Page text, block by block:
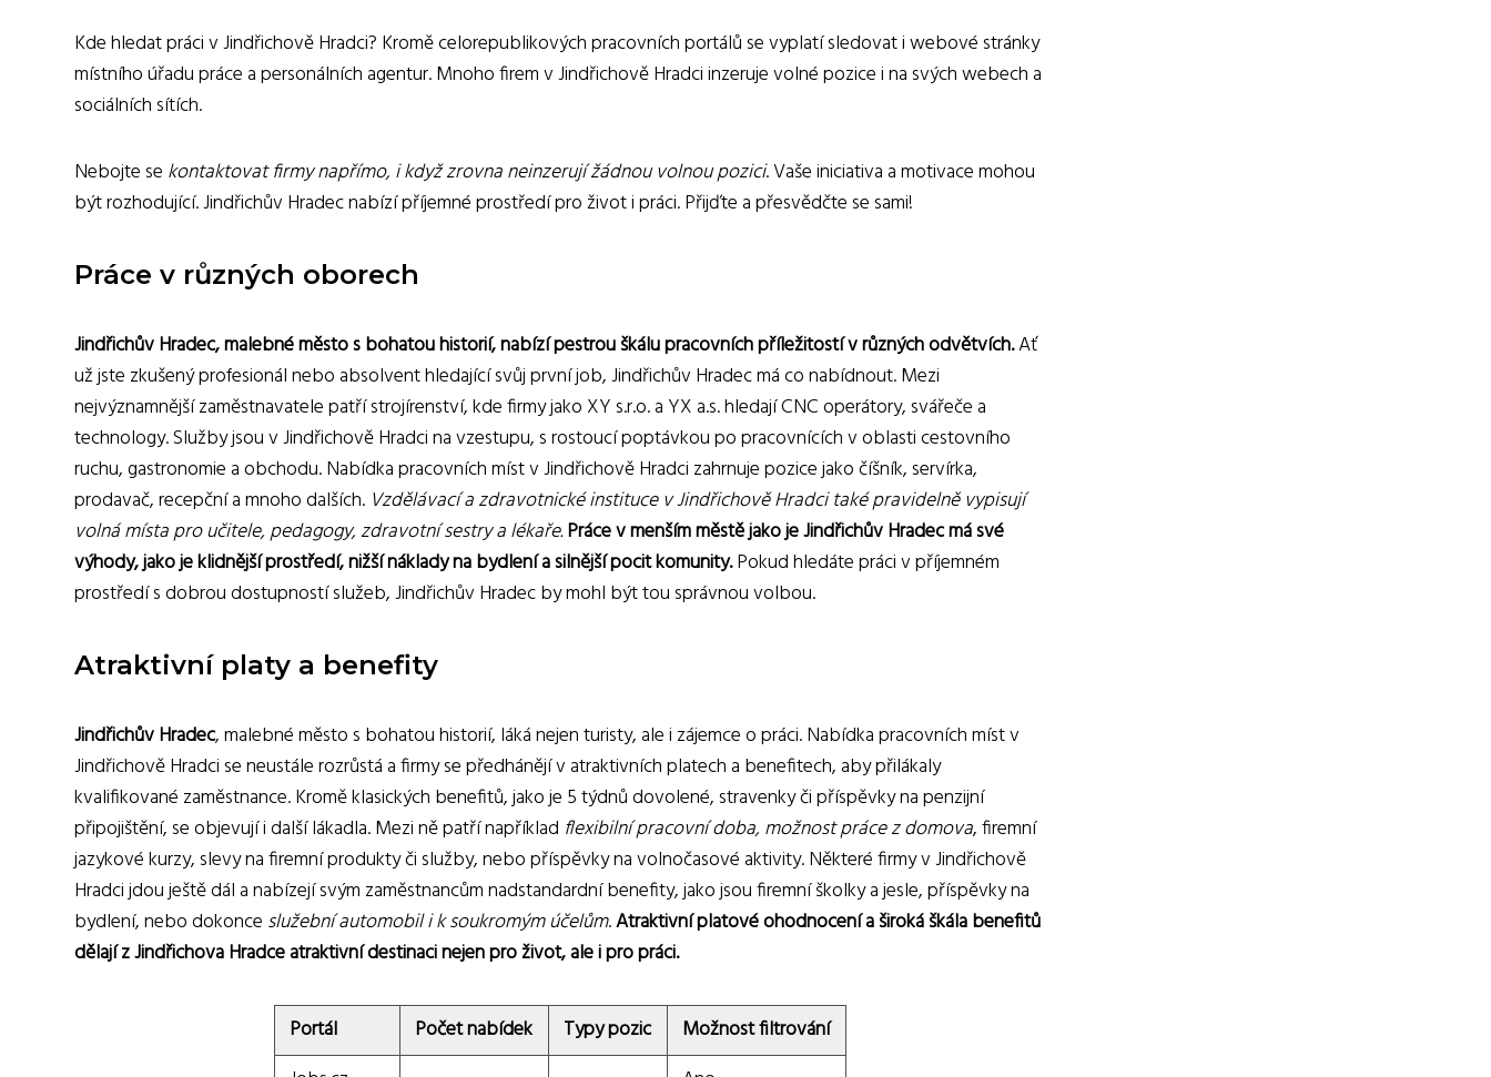
Kde hledat práci v Jindřichově Hradci? Kromě celorepublikových pracovních portálů se vyplatí sledovat i webové stránky
místního úřadu práce a personálních agentur. Mnoho firem v Jindřichově Hradci inzeruje volné pozice i na svých webech a
sociálních sítích.
Nebojte se kontaktovat firmy napřímo, i když zrovna neinzerují žádnou volnou pozici. Vaše iniciativa a motivace mohou
být rozhodující. Jindřichův Hradec nabízí příjemné prostředí pro život i práci. Přijďte a přesvědčte se sami!
Práce v různých oborech
Jindřichův Hradec, malebné město s bohatou historií, nabízí pestrou škálu pracovních příležitostí v různých odvětvích.Ať
už jste zkušený profesionál nebo absolvent hledající svůj první job, Jindřichův Hradec má co nabídnout. Mezi
nejvýznamnější zaměstnavatele patří strojírenství, kde firmy jako XY s.r.o. a YX a.s. hledají CNC operátory, svářeče a
technology. Služby jsou v Jindřichově Hradci na vzestupu, s rostoucí poptávkou po pracovnících v oblasti cestovního
ruchu, gastronomie a obchodu. Nabídka pracovních míst v Jindřichově Hradci zahrnuje pozice jako číšník, servírka,
prodavač, recepční a mnoho dalších. Vzdělávací a zdravotnické instituce v Jindřichově Hradci také pravidelně vypisují
volná místa pro učitele, pedagogy, zdravotní sestry a lékaře.Práce v menším městě jako je Jindřichův Hradec má své
výhody, jako je klidnější prostředí, nižší náklady na bydlení a silnější pocit komunity.Pokud hledáte práci v příjemném
prostředí s dobrou dostupností služeb, Jindřichův Hradec by mohl být tou správnou volbou.
Atraktivní platy a benefity
Jindřichův Hradec, malebné město s bohatou historií, láká nejen turisty, ale i zájemce o práci. Nabídka pracovních míst v
Jindřichově Hradci se neustále rozrůstá a firmy se předhánějí v atraktivních platech a benefitech, aby přilákaly
kvalifikované zaměstnance. Kromě klasických benefitů, jako je 5 týdnů dovolené, stravenky či příspěvky na penzijní
připojištění, se objevují i další lákadla. Mezi ně patří například flexibilní pracovní doba, možnost práce z domova, firemní
jazykové kurzy, slevy na firemní produkty či služby, nebo příspěvky na volnočasové aktivity. Některé firmy v Jindřichově
Hradci jdou ještě dál a nabízejí svým zaměstnancům nadstandardní benefity, jako jsou firemní školky a jesle, příspěvky na
bydlení, nebo dokonce služební automobil i k soukromým účelům.Atraktivní platové ohodnocení a široká škála benefitů
dělají z Jindřichova Hradce atraktivní destinaci nejen pro život, ale i pro práci.
Portál Počet nabídek Typy pozic
Možnost filtrování